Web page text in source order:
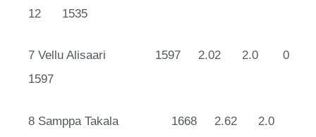
12 1535
7 Vellu Alisaari 1597 2.02 2.0 0
1597
8 Samppa Takala 1668 2.62 2.0